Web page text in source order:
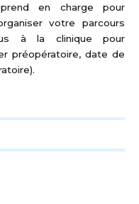
en charge pour
votre parcours
à la clinique pour
préopératoire, date de